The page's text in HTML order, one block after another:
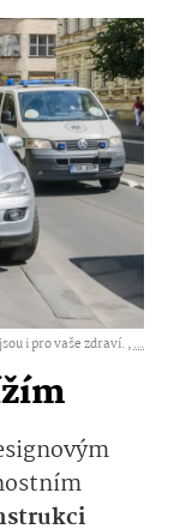
i pro vaše zdraví. ,...